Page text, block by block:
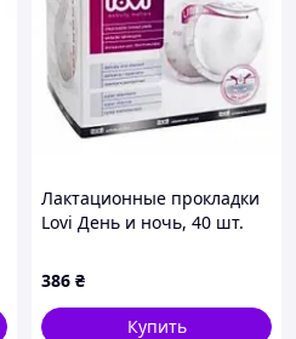
Лактационные прокладки
Lovi День и ночь, 40 шт.
386 ₴
Купить